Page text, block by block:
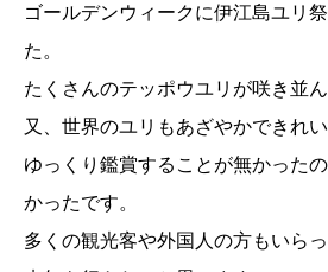
ゴールデンウィークに伊江島ユリ
た。
たくさんのテッポウユリが咲き並
又、世界のユリもあざやかできれ
ゆっくり鑑賞することが無かった
かったです。
多くの観光客や外国人の方もいらっ